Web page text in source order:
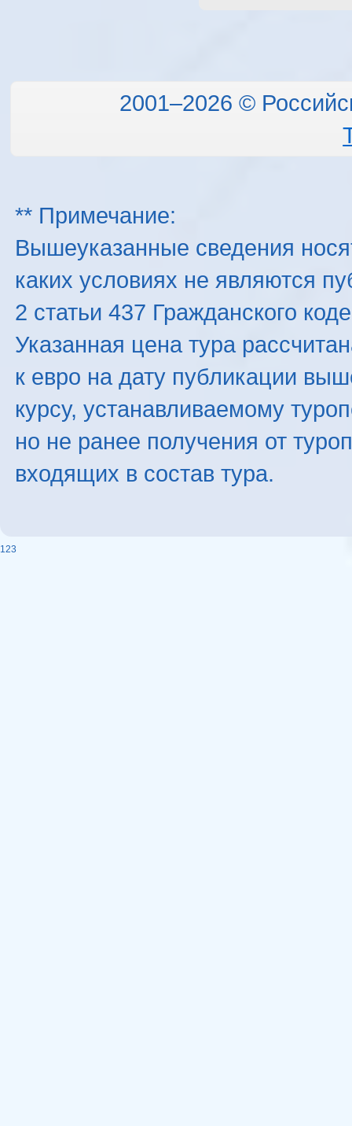
2001–2026 ©
** Примечание:
Вышеуказанные сведения
каких условиях не являются
2 статьи 437 Гражданского
Указанная цена тура
к евро на дату публикации
курсу, устанавливаемому
но не ранее получения от
входящих в состав тура.
123